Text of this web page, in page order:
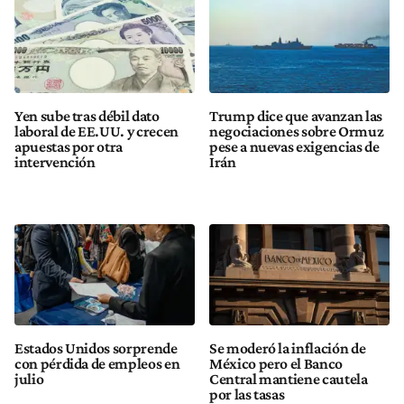
Yen sube tras débil dato
laboral de EE.UU. y crecen
apuestas por otra
intervención
Trump dice que avanzan las
negociaciones sobre Ormuz
pese a nuevas exigencias de
Irán
Estados Unidos sorprende
con pérdida de empleos en
julio
Se moderó la inflación de
México pero el Banco
Central mantiene cautela
por las tasas